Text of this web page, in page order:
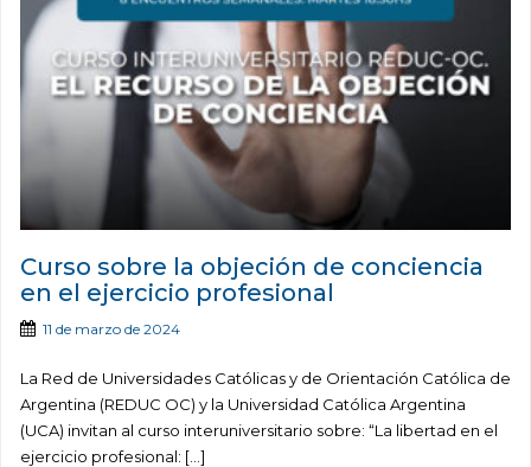
Curso sobre la objeción de conciencia
en el ejercicio profesional
11 de marzo de 2024
La Red de Universidades Católicas y de Orientación Católica de
Argentina (REDUC OC) y la Universidad Católica Argentina
(UCA) invitan al curso interuniversitario sobre: “La libertad en el
ejercicio profesional: […]